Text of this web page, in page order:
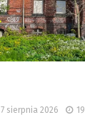
7 sierpnia 2026